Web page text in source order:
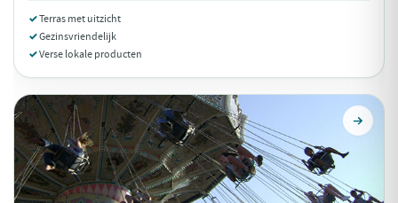
Terras met uitzicht
Gezinsvriendelijk
Verse lokale producten